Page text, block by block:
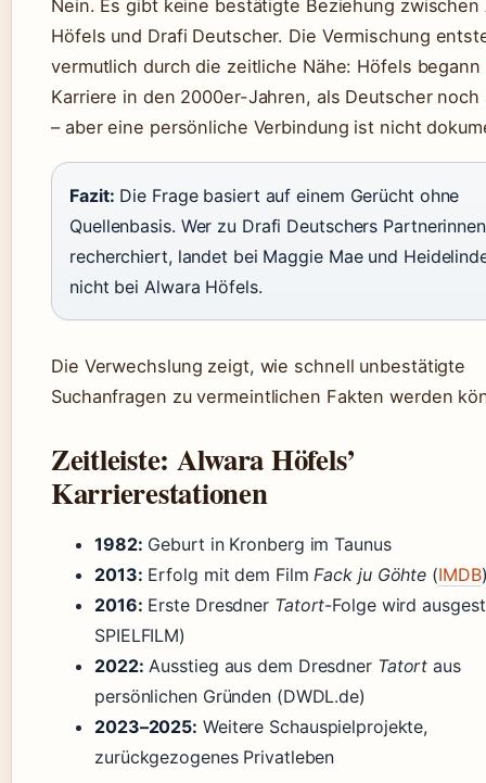
Nein. Es gibt keine bestätigte Beziehung zwischen
Höfels und Drafi Deutscher. Die Vermischung
vermutlich durch die zeitliche Nähe: Höfels begann
Karriere in den 2000er-Jahren, als Deutscher noch
– aber eine persönliche Verbindung ist nicht
Fazit: Die Frage basiert auf einem Gerücht ohne
Quellenbasis. Wer zu Drafi Deutschers Partnerinnen
recherchiert, landet bei Maggie Mae und
nicht bei Alwara Höfels.
Die Verwechslung zeigt, wie schnell unbestätigte
Suchanfragen zu vermeintlichen Fakten werden
Zeitleiste: Alwara Höfels’
Karrierestationen
1982: Geburt in Kronberg im Taunus
2013: Erfolg mit dem FilmFack ju Göhte (IMDB
2016: Erste Dresdner Tatort-Folge wird
SPIELFILM)
2022: Ausstieg aus dem Dresdner Tatort aus
persönlichen Gründen (DWDL.de)
2023–2025: Weitere Schauspielprojekte,
zurückgezogenes Privatleben